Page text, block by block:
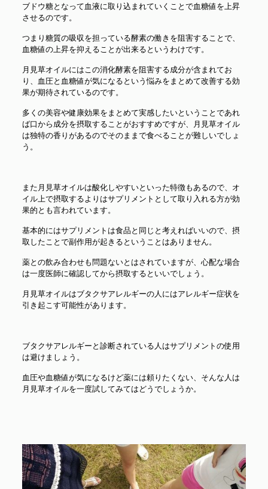
ブドウ糖となって血液に取り込まれていくことで血糖値を上昇
させるのです。
つまり糖質の吸収を担っている酵素の働きを阻害することで、
血糖値の上昇を抑えることが出来るというわけです。
月見草オイルにはこの消化酵素を阻害する成分が含まれてお
り、血圧と血糖値が気になるという悩みをまとめて改善する効
果が期待されているのです。
多くの美容や健康効果をまとめて実感したいということであれ
ば口から成分を摂取することがおすすめですが、月見草オイル
は独特の香りがあるのでそのままで食べることが難しいでしょ
う。
また月見草オイルは酸化しやすいといった特徴もあるので、オ
イル上で摂取するよりはサプリメントとして取り入れる方が効
果的とも言われています。
基本的にはサプリメントは食品と同じと考えればいいので、摂
取したことで副作用が起きるということはありません。
薬との飲み合わせも問題ないとはされていますが、心配な場合
は一度医師に確認してから摂取するといいでしょう。
月見草オイルはブタクサアレルギーの人にはアレルギー症状を
引き起こす可能性があります。
ブタクサアレルギーと診断されている人はサプリメントの使用
は避けましょう。
血圧や血糖値が気になるけど薬には頼りたくない、そんな人は
月見草オイルを一度試してみてはどうでしょうか。